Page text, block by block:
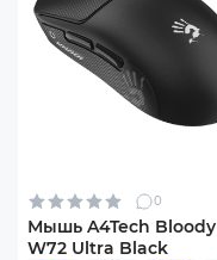
0
Мышь A4Tech Bloody
W72 Ultra Black